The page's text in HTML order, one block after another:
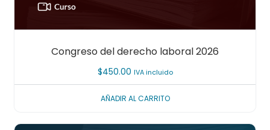
Congreso del derecho laboral 2026
$450.00 IVA incluido
AÑADIR AL CARRITO